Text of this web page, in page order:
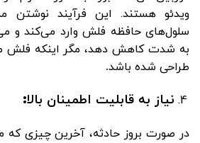
ویدئو هستند. این فرآیند نوشتن
سلول‌های حافظه فلش وارد می‌کند و
به شدت کاهش دهد، مگر اینکه فلش
طراحی شده باشد.
نیاز به قابلیت اطمینان بالا:
در صورت بروز حادثه، آخرین چیزی که